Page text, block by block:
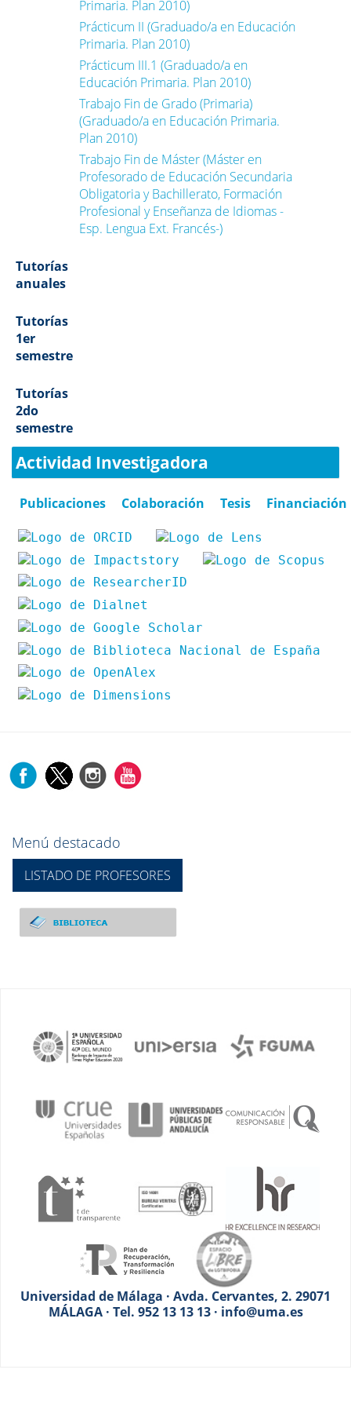
Primaria. Plan 2010)
Prácticum II (Graduado/a en Educación
Primaria. Plan 2010)
Prácticum III.1 (Graduado/a en
Educación Primaria. Plan 2010)
Trabajo Fin de Grado (Primaria)
(Graduado/a en Educación Primaria.
Plan 2010)
Trabajo Fin de Máster (Máster en
Profesorado de Educación Secundaria
Obligatoria y Bachillerato, Formación
Profesional y Enseñanza de Idiomas -
Esp. Lengua Ext. Francés-)
Tutorías
anuales
Tutorías
1er
semestre
Tutorías
2do
semestre
Actividad Investigadora
Publicaciones Colaboración Tesis Financiación
Menú destacado
LISTADO DE PROFESORES
Universidad de Málaga · Avda. Cervantes, 2. 29071
MÁLAGA · Tel. 952 13 13 13 · info@uma.es